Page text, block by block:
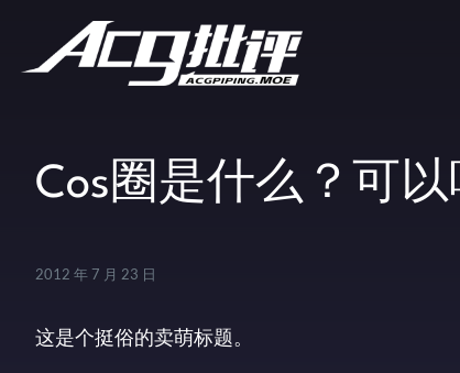
Cos圈是什么？可以
2012 年 7 月 23 日
这是个挺俗的卖萌标题。